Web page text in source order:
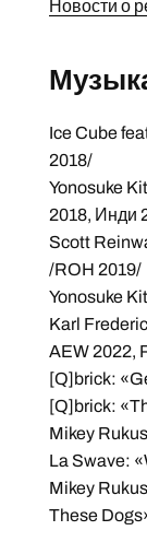
Новости о
Ice Cube
2018/
Yonosuke
2018, Инди
Scott
/ROH 2019/
Yonosuke
Karl
AEW 2022,
[Q]brick:
[Q]brick:
Mikey
La Swave:
Mikey
These